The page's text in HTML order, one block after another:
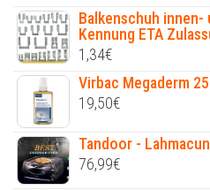
Balkenschuh innen-
Kennung ETA
1,34€
Virbac Megaderm
19,50€
Tandoor -
76,99€